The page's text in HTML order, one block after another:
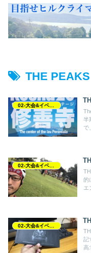
THE PEAKS
02-大会&イベント
半
で
02-大会&イベント
的
エ
記
高